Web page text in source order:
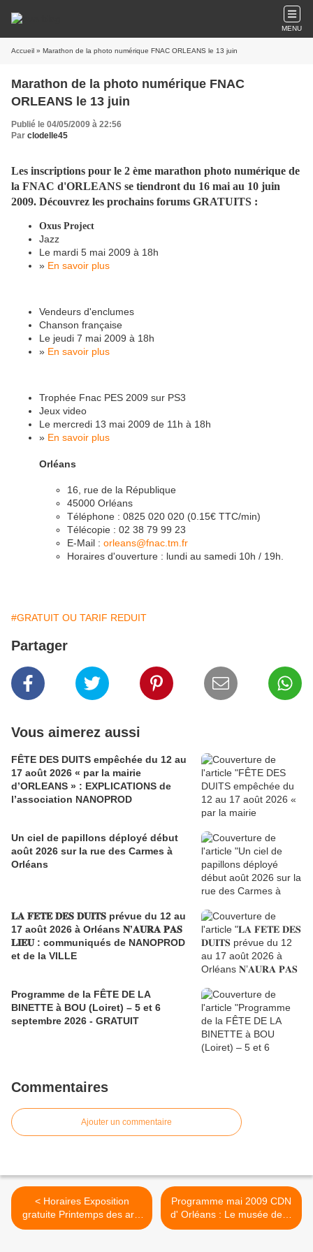
MENU
Accueil » Marathon de la photo numérique FNAC ORLEANS le 13 juin
Marathon de la photo numérique FNAC
ORLEANS le 13 juin
Publié le 04/05/2009 à 22:56
Par clodelle45
Les inscriptions pour le 2 ème marathon photo numérique de
la FNAC d'ORLEANS se tiendront du 16 mai au 10 juin
2009. Découvrez les prochains forums GRATUITS :
Oxus Project
Jazz
Le mardi 5 mai 2009 à 18h
» En savoir plus
Vendeurs d'enclumes
Chanson française
Le jeudi 7 mai 2009 à 18h
» En savoir plus
Trophée Fnac PES 2009 sur PS3
Jeux video
Le mercredi 13 mai 2009 de 11h à 18h
» En savoir plus
Orléans
16, rue de la République
45000 Orléans
Téléphone : 0825 020 020 (0.15€ TTC/min)
Télécopie : 02 38 79 99 23
E-Mail : orleans@fnac.tm.fr
Horaires d'ouverture : lundi au samedi 10h / 19h.
#GRATUIT OU TARIF REDUIT
Partager
Vous aimerez aussi
FÊTE DES DUITS empêchée du 12 au
17 août 2026 « par la mairie
d’ORLEANS » : EXPLICATIONS de
l’association NANOPROD
Un ciel de papillons déployé début
août 2026 sur la rue des Carmes à
Orléans
𝐋𝐀 𝐅𝐄𝐓𝐄 𝐃𝐄𝐒 𝐃𝐔𝐈𝐓𝐒 prévue du 12 au
17 août 2026 à Orléans 𝐍’𝐀𝐔𝐑𝐀 𝐏𝐀𝐒
𝐋𝐈𝐄𝐔 : communiqués de NANOPROD
et de la VILLE
Programme de la FÊTE DE LA
BINETTE à BOU (Loiret) – 5 et 6
septembre 2026 - GRATUIT
Commentaires
Ajouter un commentaire
< Horaires Exposition
gratuite Printemps des arts
de St Pryvé
Programme mai 2009 CDN
d' Orléans : Le musée de la
mer >